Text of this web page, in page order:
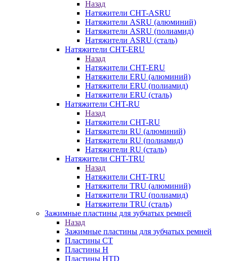
Назад
Натяжители CHT-ASRU
Натяжители ASRU (алюминий)
Натяжители ASRU (полиамид)
Натяжители ASRU (сталь)
Натяжители CHT-ERU
Назад
Натяжители CHT-ERU
Натяжители ERU (алюминий)
Натяжители ERU (полиамид)
Натяжители ERU (сталь)
Натяжители CHT-RU
Назад
Натяжители CHT-RU
Натяжители RU (алюминий)
Натяжители RU (полиамид)
Натяжители RU (сталь)
Натяжители CHT-TRU
Назад
Натяжители CHT-TRU
Натяжители TRU (алюминий)
Натяжители TRU (полиамид)
Натяжители TRU (сталь)
Зажимные пластины для зубчатых ремней
Назад
Зажимные пластины для зубчатых ремней
Пластины CT
Пластины H
Пластины HTD